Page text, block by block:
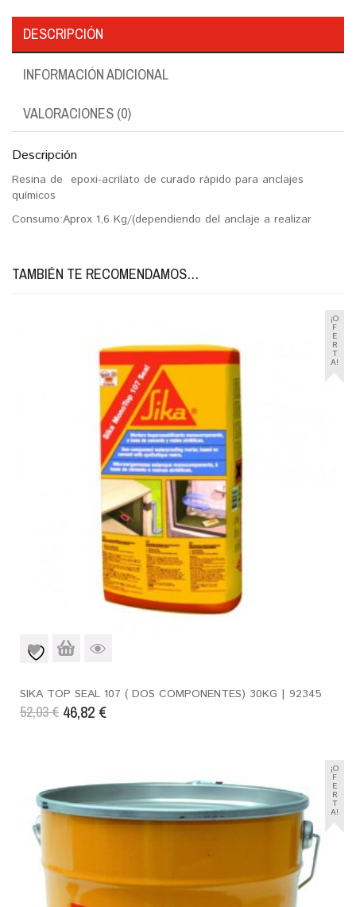
DESCRIPCIÓN
INFORMACIÓN ADICIONAL
VALORACIONES (0)
Descripción
Resina de epoxi-acrilato de curado rápido para anclajes
químicos
Consumo:Aprox 1,6 Kg/(dependiendo del anclaje a realizar
TAMBIÉN TE RECOMENDAMOS…
¡O
F
E
R
T
A!
SIKA TOP SEAL 107 ( DOS COMPONENTES) 30KG | 92345
52,03€ 46,82 €
¡O
F
E
R
T
A!